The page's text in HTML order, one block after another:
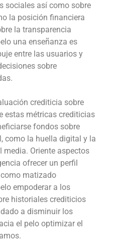
sociales así­ como sobre
la posición financiera
la transparencia
una enseñanza es
entre las usuarios y
sobre
crediticia sobre
estas métricas crediticias
fondos sobre
como la huella digital y la
Oriente aspectos
ofrecer un perfil
matizado
empoderar a los
historiales crediticios
a disminuir los
el pelo optimizar el